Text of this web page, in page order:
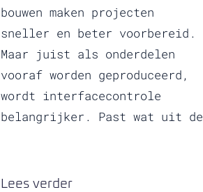
bouwen maken projecten
sneller en beter voorbereid.
Maar juist als onderdelen
vooraf worden geproduceerd,
wordt interfacecontrole
belangrijker. Past wat uit de
Lees verder